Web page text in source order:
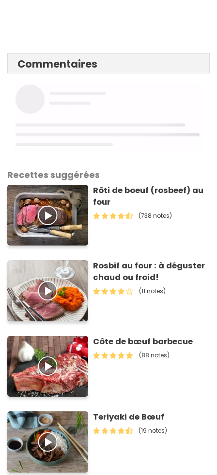
Commentaires
Recettes suggérées
Rôti de boeuf (rosbeef) au
four
(738 notes)
Rosbif au four : à déguster
chaud ou froid!
(11 notes)
Côte de bœuf barbecue
(88 notes)
Teriyaki de Bœuf
(19 notes)